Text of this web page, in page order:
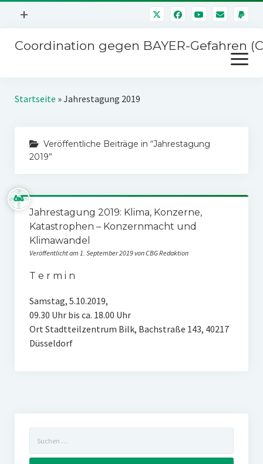
Menü
+
Mitmachen
Impressum
Coordination gegen BAYER-Gefahren
Menü
öffnen
Kampagnen
Stichwort BAYER
SPENDEN
Startseite »Jahrestagung 2019
Veröffentliche Beiträge in “Jahrestagung
2019”
Jahrestagung 2019: Klima, Konzerne,
Katastrophen – Konzernmacht und
Klimawandel
Veröffentlicht am 1. September 2019 von CBG Redaktion
T e r m i n
Samstag, 5.10.2019,
09.30 Uhr bis ca. 18.00 Uhr
Ort Stadtteilzentrum Bilk, Bachstraße 143, 40217
Düsseldorf
nach: